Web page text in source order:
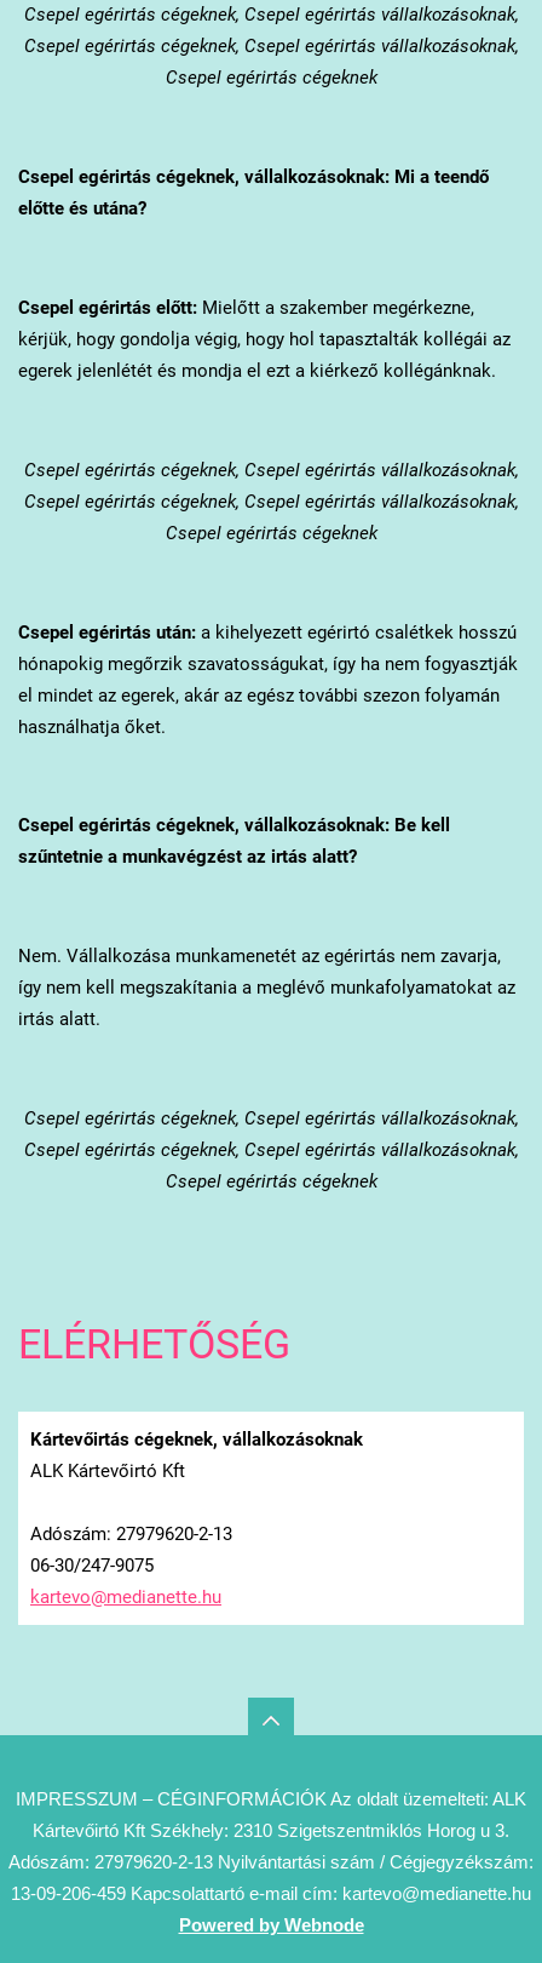
Csepelegérirtás cégeknek, Csepel egérirtás vállalkozásoknak,
Csepel egérirtás cégeknek, Csepel egérirtás vállalkozásoknak,
Csepel egérirtás cégeknek
Csepel egérirtás cégeknek, vállalkozásoknak: Mi a teendő
előtte és utána?
Csepel egérirtás előtt:Mielőtt a szakember megérkezne,
kérjük, hogy gondolja végig, hogy hol tapasztalták kollégái az
egerek jelenlétét és mondja el ezt a kiérkező kollégánknak.
Csepelegérirtás cégeknek, Csepel egérirtás vállalkozásoknak,
Csepel egérirtás cégeknek, Csepel egérirtás vállalkozásoknak,
Csepel egérirtás cégeknek
Csepel egérirtás után:a kihelyezett egérirtó csalétkek hosszú
hónapokig megőrzik szavatosságukat, így ha nem fogyasztják
el mindet az egerek, akár az egész további szezon folyamán
használhatja őket.
Csepel egérirtás cégeknek, vállalkozásoknak: Be kell
szűntetnie a munkavégzést az irtás alatt?
Nem. Vállalkozása munkamenetét az egérirtás nem zavarja,
így nem kell megszakítania a meglévő munkafolyamatokat az
irtás alatt.
Csepelegérirtás cégeknek, Csepel egérirtás vállalkozásoknak,
Csepel egérirtás cégeknek, Csepel egérirtás vállalkozásoknak,
Csepel egérirtás cégeknek
ELÉRHETŐSÉG
Kártevőirtás cégeknek, vállalkozásoknak
ALK Kártevőirtó Kft
Adószám: 27979620-2-13
06-30/247-9075
kartevo@medianette.hu
IMPRESSZUM – CÉGINFORMÁCIÓK Az oldalt üzemelteti: ALK
Kártevőirtó Kft Székhely: 2310 Szigetszentmiklós Horog u 3.
Adószám: 27979620-2-13 Nyilvántartási szám / Cégjegyzékszám:
13-09-206-459 Kapcsolattartó e-mail cím: kartevo@medianette.hu
Powered by Webnode